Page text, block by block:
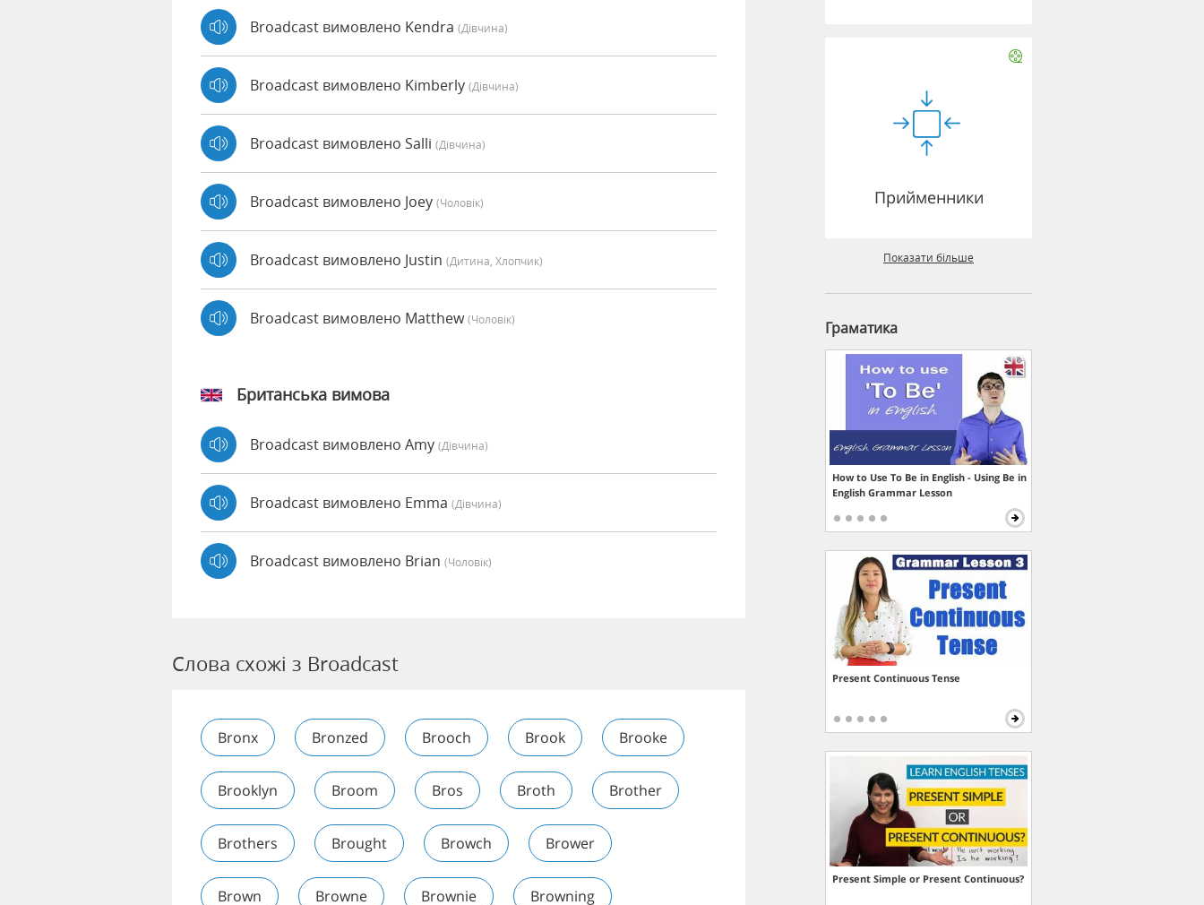
Broadcast вимовлено Kendra (дівчина)
Broadcast вимовлено Kimberly (дівчина)
Broadcast вимовлено Salli (дівчина)
Broadcast вимовлено Joey (чоловік)
Broadcast вимовлено Justin (дитина, Хлопчик)
Broadcast вимовлено Matthew(чоловік)
Британська вимова
Broadcast вимовлено Amy (дівчина)
Broadcast вимовлено Emma (дівчина)
Broadcast вимовлено Brian (чоловік)
Слова схожі з Broadcast
Bronx Bronzed Brooch Brook Brooke
Brooklyn Broom Bros Broth Brother
Brothers Brought Browch Brower
Brown Browne Brownie Browning
Прийменники
Показати більше
Граматика
How to Use To Be in English - Using Be in
English Grammar Lesson
Present Continuous Tense
Present Simple or Present Continuous?